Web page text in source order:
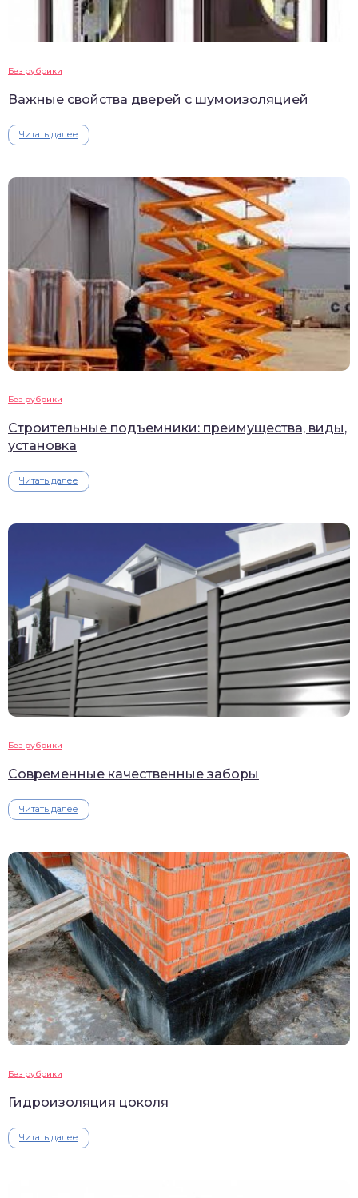
Без рубрики
Важные свойства дверей с шумоизоляцией
Читать далее
Без рубрики
Строительные подъемники: преимущества, виды,
установка
Читать далее
Без рубрики
Современные качественные заборы
Читать далее
Без рубрики
Гидроизоляция цоколя
Читать далее